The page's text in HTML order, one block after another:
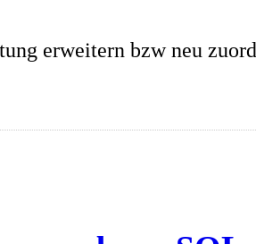
erweitern bzw neu